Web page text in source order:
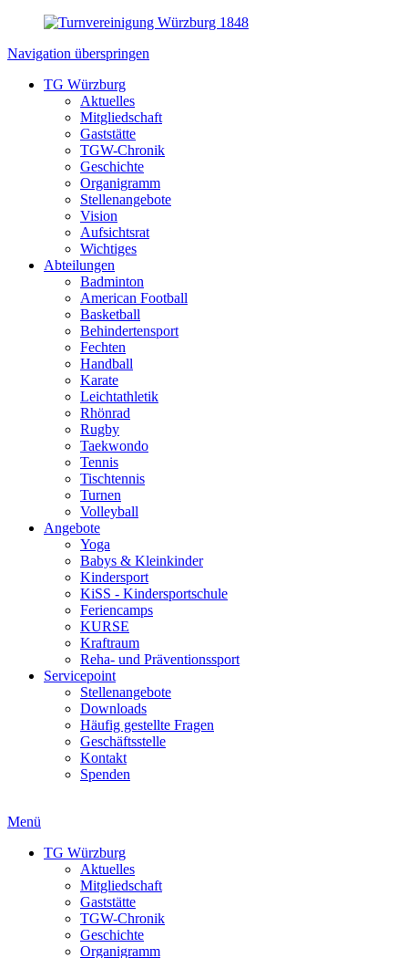
Navigation überspringen
TG Würzburg
Aktuelles
Mitgliedschaft
Gaststätte
TGW-Chronik
Geschichte
Organigramm
Stellenangebote
Vision
Aufsichtsrat
Wichtiges
Abteilungen
Badminton
American Football
Basketball
Behindertensport
Fechten
Handball
Karate
Leichtathletik
Rhönrad
Rugby
Taekwondo
Tennis
Tischtennis
Turnen
Volleyball
Angebote
Yoga
Babys & Kleinkinder
Kindersport
KiSS - Kindersportschule
Feriencamps
KURSE
Kraftraum
Reha- und Präventionssport
Servicepoint
Stellenangebote
Downloads
Häufig gestellte Fragen
Geschäftsstelle
Kontakt
Spenden
Menü
TG Würzburg
Aktuelles
Mitgliedschaft
Gaststätte
TGW-Chronik
Geschichte
Organigramm